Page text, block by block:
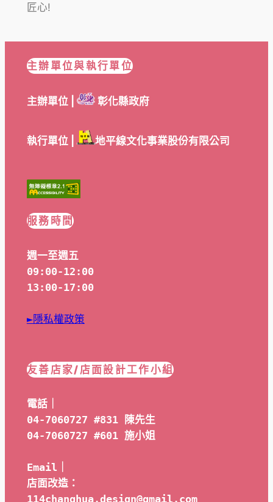
匠心!
主辦單位與執行單位
主辦單位 | 彰化縣政府
執行單位 | 地平線文化事業股份有限公司
服務時間
週一至週五
09:00-12:00
13:00-17:00
►隱私權政策
友善店家/店面設計工作小組
電話｜
04-7060727 #831 陳先生
04-7060727 #601 施小姐
Email｜
店面改造：
114changhua.design@gmail.com